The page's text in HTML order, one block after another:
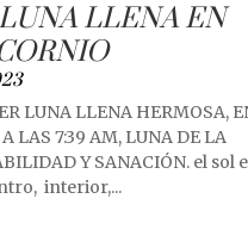
LLENA EN
LUNA LLENA HERMOSA,
A LAS 7:39 AM, LUNA DE LA
Y SANACIÓN. el sol
interior,...